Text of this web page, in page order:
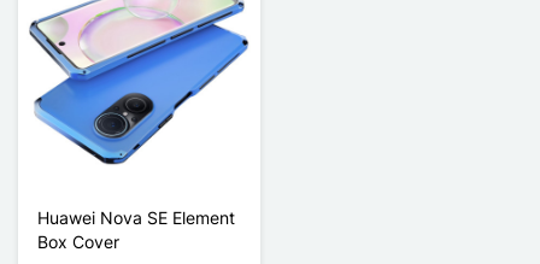
Huawei Nova SE Element
Box Cover